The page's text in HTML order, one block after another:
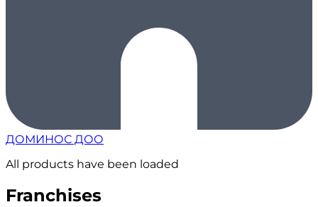
ДОМИНОС ДОО
All products have been loaded
Franchises